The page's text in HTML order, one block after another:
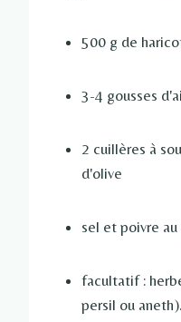
500 g de
3-4 gousses
2 cuillères à
d'olive
sel et poivre
facultatif :
persil ou aneth).